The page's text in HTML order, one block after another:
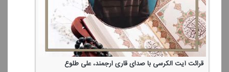
قرائت آیت الكرسی با صدای قاری ارجمند، علی طلوع